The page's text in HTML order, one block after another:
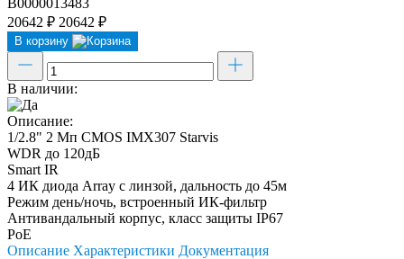
20642 ₽ 20642 ₽
В корзину
В наличии:
Описание:
1/2.8" 2 Мп CMOS IMX307 Starvis
WDR до 120дБ
Smart IR
4 ИК диода Array с линзой, дальность до 45м
Режим день/ночь, встроенный ИК-фильтр
Антивандальный корпус, класс защиты IР67
PoE
Описание Характеристики Документация